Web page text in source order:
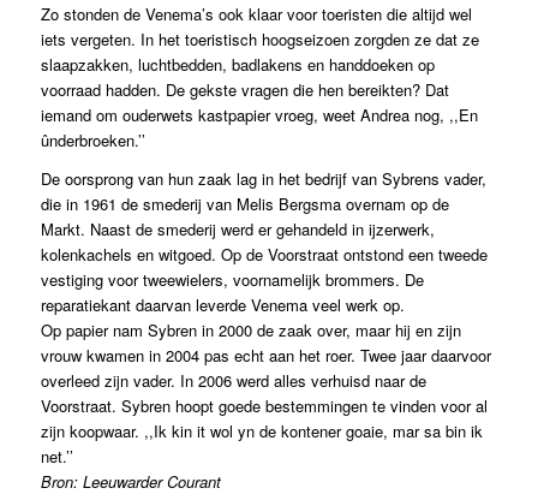
Zo stonden de Venema’s ook klaar voor toeristen die altijd wel
iets vergeten. In het toeristisch hoogseizoen zorgden ze dat ze
slaapzakken, luchtbedden, badlakens en handdoeken op
voorraad hadden. De gekste vragen die hen bereikten? Dat
iemand om ouderwets kastpapier vroeg, weet Andrea nog, ,,En
ûnderbroeken.’’
De oorsprong van hun zaak lag in het bedrijf van Sybrens vader,
die in 1961 de smederij van Melis Bergsma overnam op de
Markt. Naast de smederij werd er gehandeld in ijzerwerk,
kolenkachels en witgoed. Op de Voorstraat ontstond een tweede
vestiging voor tweewielers, voornamelijk brommers. De
reparatiekant daarvan leverde Venema veel werk op.
Op papier nam Sybren in 2000 de zaak over, maar hij en zijn
vrouw kwamen in 2004 pas echt aan het roer. Twee jaar daarvoor
overleed zijn vader. In 2006 werd alles verhuisd naar de
Voorstraat. Sybren hoopt goede bestemmingen te vinden voor al
zijn koopwaar. ,,Ik kin it wol yn de kontener goaie, mar sa bin ik
net.’’
Bron: Leeuwarder Courant